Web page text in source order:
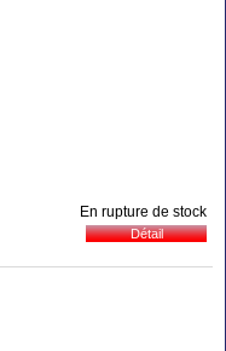
En rupture de stock